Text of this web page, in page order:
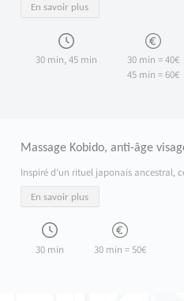
En savoir plus
30 min, 45 min
30 min = 40€
45 min = 60€
Massage Kobido, anti-âge
Inspiré d’un rituel japonais
En savoir plus
30 min 30 min = 50€